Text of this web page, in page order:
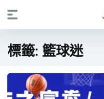
標籤: 籃球迷